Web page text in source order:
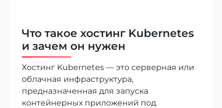
Что такое хостинг Kubernetes
и зачем он нужен
Хостинг Kubernetes — это серверная или
облачная инфраструктура,
предназначенная для запуска
контейнерных приложений под